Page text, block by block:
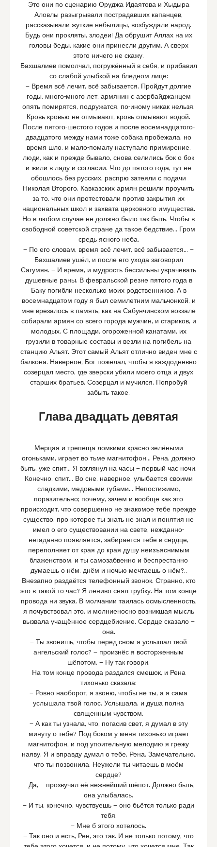
Это они по сценарию Оруджа Идаятова и Хыдыра
Аловлы разыгрывали пострадавших капанцев,
рассказывали жуткие небылицы, возбуждали народ.
Будь они прокляты, злодеи! Да обрушит Аллах на их
головы беды, какие они принесли другим. А сверх
этого ничего не скажу.
Бахшалиев помолчал, погружённый в себя, и прибавил
со слабой улыбкой на бледном лице:
— Время всё лечит, всё забывается. Пройдут долгие
годы, много-много лет, армянин с азербайджанцем
опять помирятся, подружатся, по-иному никак нельзя.
Кровь кровью не отмывают, кровь отмывают водой.
После пятого-шестого годов и после восемнадцатого-
двадцатого между нами тоже собака пробежала, но
время шло, и мало-помалу наступало примирение,
люди, как и прежде бывало, снова селились бок о бок
и жили в ладу и согласии. Что до пятого года, тут не
обошлось без русских, распрю затеяли с подачи
Николая Второго. Кавказских армян решили проучить
за то, что они протестовали против закрытия их
национальных школ и захвата церковного имущества.
Но в любом случае не должно было так быть. Чтобы в
свободной советской стране да такое бедствие… Гром
средь ясного неба.
— По его словам, время всё лечит, всё забывается… —
Бахшалиев ушёл, и после его ухода заговорил
Сагумян. — И время, и мудрость бессильны уврачевать
душевные раны. В февральской резне пятого года в
Баку погибли несколько моих родственников. А в
восемнадцатом году я был семилетним мальчонкой, и
мне врезалось в память, как на Сабунчинском вокзале
собирали армян со всего города мужчин, и стариков, и
молодых. С площади, огороженной канатами, их
грузили в товарные составы и везли на погибель на
станцию Альят. Этот самый Альят отлично виден мне с
балкона. Наверное, Бог пожелал, чтобы я каждодневно
созерцал место, где зверски убили моего отца и двух
старших братьев. Созерцал и мучился. Попробуй
забыть такое.
Глава двадцать девятая
Мерцая и трепеща ломкими красно-зелёными
огоньками, играет во тьме магнитофон… Рена, должно
быть, уже спит… Я взглянул на часы — первый час ночи.
Конечно, спит… Во сне, наверное, улыбается своими
сладкими, медовыми губами… Непостижимо,
поразительно; почему, зачем и вообще как это
происходит, что совершенно не знакомое тебе прежде
существо, про которое ты знать не знал и понятия не
имел о его существовании на свете, нежданно-
негаданно появляется, забирается тебе в сердце,
переполняет от края до края душу неизъяснимым
блаженством, и ты самозабвенно и беспрестанно
думаешь о нём, днём и ночью мечтаешь о нём?..
Внезапно раздаётся телефонный звонок. Странно, кто
это в такой-то час? Я лениво снял трубку. На том конце
провода ни звука. В молчании таилась осмысленность,
я почувствовал это, и молниеносно возникшая мысль
вызвала учащённое сердцебиение. Сердце сказало —
она.
— Ты звонишь, чтобы перед сном я услышал твой
ангельский голос? — произнёс я восторженным
шёпотом. — Ну так говори.
На том конце провода раздался смешок, и Рена
тихонько сказала:
— Ровно наоборот, я звоню, чтобы не ты, а я сама
услышала твой голос. Услышала, и душа полна
священным чувством.
— А как ты узнала, что, погасив свет, я думал в эту
минуту о тебе? Под боком у меня тихонько играет
магнитофон, и под упоительную мелодию я грежу
наяву. Я и вправду думал о тебе, Рена. Замечательно,
что ты позвонила. Неужели ты читаешь в моём
сердце?
— Да, — прозвучал её нежнейший шёпот. Должно быть,
она улыбалась.
— И ты, конечно, чувствуешь — оно бьётся только ради
тебя.
— Мне б этого хотелось.
— Так оно и есть, Рен, это так. И не только потому, что